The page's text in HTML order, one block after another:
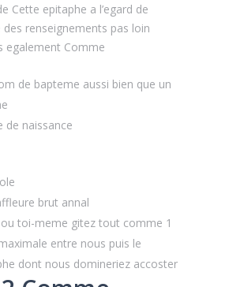
Cette epitaphe a l’egard de
des renseignements pas loin
egalement Comme
de bapteme aussi bien que un
de naissance
brut annal
ou toi-meme gitez tout comme 1
entre nous puis le
dont nous domineriez accoster